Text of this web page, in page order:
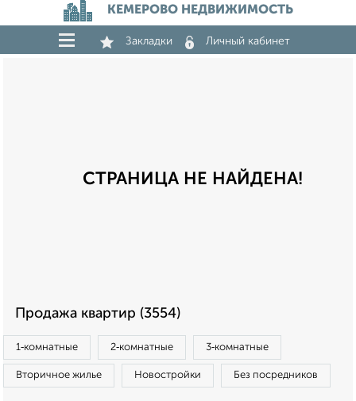
КЕМЕРОВО НЕДВИЖИМОСТЬ
Закладки Личный кабинет
СТРАНИЦА НЕ НАЙДЕНА!
Продажа квартир (3554)
1‑комнатные 2‑комнатные 3‑комнатные
Вторичное жилье Новостройки Без посредников